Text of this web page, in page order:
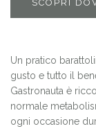
SCOPRI
Un pratico
gusto e tutto il
Gastronauta è
normale
ogni occasione